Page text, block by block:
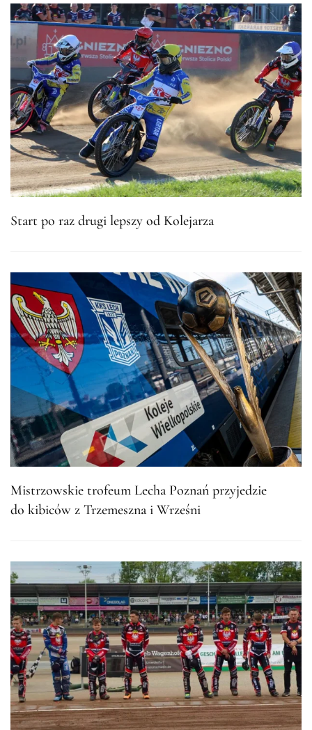
Start po raz drugi lepszy od Kolejarza
Mistrzowskie trofeum Lecha Poznań przyjedzie
do kibiców z Trzemeszna i Wrześni